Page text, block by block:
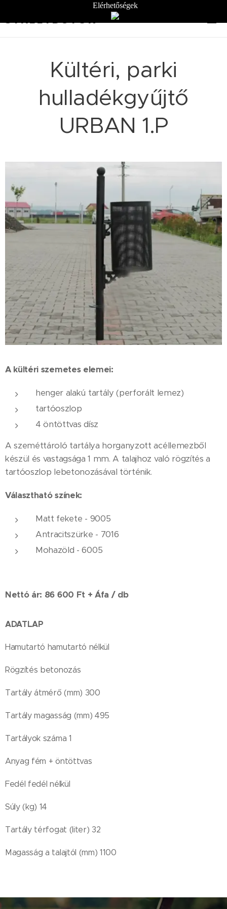
STREETBÚTOR
Kültéri, parki
hulladékgyűjtő
URBAN 1.P
A kültéri szemetes elemei:
henger alakú tartály (perforált lemez)
tartóoszlop
4 öntöttvas dísz
A szeméttároló tartálya horganyzott acéllemezből
készül és vastagsága 1 mm. A talajhoz való rögzítés a
tartóoszlop lebetonozásával történik.
Választható színek:
Matt fekete - 9005
Antracitszürke - 7016
Mohazöld - 6005
Nettó ár: 86 600 Ft + Áfa / db
ADATLAP
Hamutartó hamutartó nélkül
Rögzítés betonozás
Tartály átmérő (mm) 300
Tartály magasság (mm) 495
Tartályok száma 1
Anyag fém + öntöttvas
Fedél fedél nélkül
Súly (kg) 14
Tartály térfogat (liter) 32
Magasság a talajtól (mm) 1100
Elérhetőségek